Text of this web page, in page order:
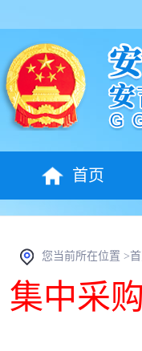
首页
您当前所在位置 >
集中采购